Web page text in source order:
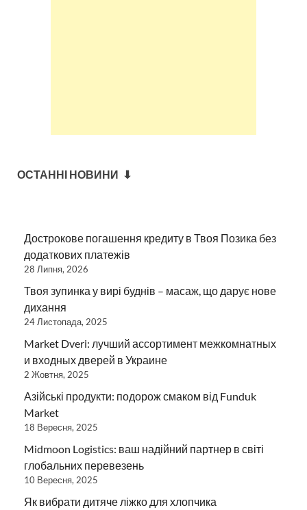
ОСТАННІ НОВИНИ ⬇
Дострокове погашення кредиту в Твоя Позика без
додаткових платежів
28 Липня, 2026
Твоя зупинка у вирі буднів – масаж, що дарує нове
дихання
24 Листопада, 2025
Market Dveri: лучший ассортимент межкомнатных
и входных дверей в Украине
2 Жовтня, 2025
Азійські продукти: подорож смаком від Funduk
Market
18 Вересня, 2025
Midmoon Logistics: ваш надійний партнер в світі
глобальних перевезень
10 Вересня, 2025
Як вибрати дитяче ліжко для хлопчика